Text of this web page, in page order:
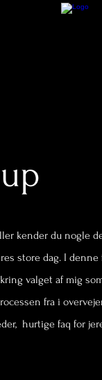
kender du nogle
store dag. I
valget af mig
fra i
hurtige faq for